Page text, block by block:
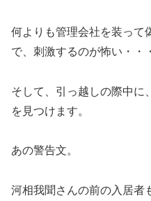
何よりも管理会社を装って
で、刺激するのが怖い・・・
そして、引っ越しの際中に
を見つけます。
あの警告文。
河相我聞さんの前の入居者